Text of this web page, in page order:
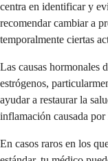
centra en identificar y
recomendar cambiar a
temporalmente ciertas
Las causas hormonales
estrógenos,
ayudar a restaurar la
inflamación causada
En casos raros en los